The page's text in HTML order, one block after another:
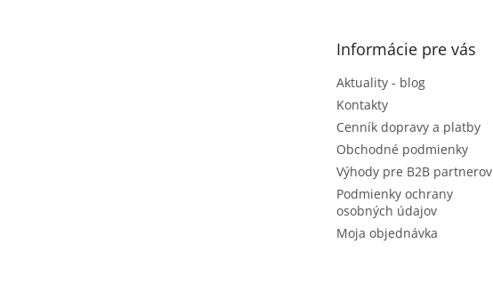
Informácie pre vás
Aktuality - blog
Kontakty
Cenník dopravy a platby
Obchodné podmienky
Výhody pre B2B partnerov
Podmienky ochrany
osobných údajov
Moja objednávka